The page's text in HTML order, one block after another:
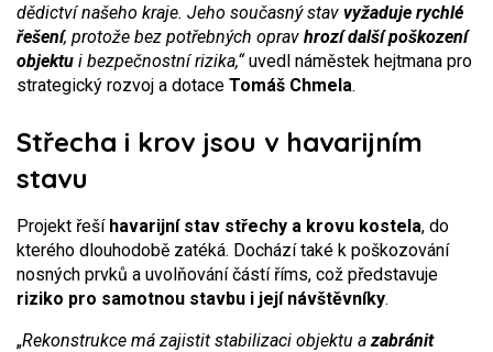
dědictví našeho kraje. Jeho současný stav vyžaduje rychlé
řešení, protože bez potřebných oprav hrozí další poškození
objektu i bezpečnostní rizika,“uvedl náměstek hejtmana pro
strategický rozvoj a dotace Tomáš Chmela.
Střecha i krov jsou v havarijním
stavu
Projekt řeší havarijní stav střechy a krovu kostela, do
kterého dlouhodobě zatéká. Dochází také k poškozování
nosných prvků a uvolňování částí říms, což představuje
riziko pro samotnou stavbu i její návštěvníky.
„Rekonstrukce má zajistit stabilizaci objektu azabránit